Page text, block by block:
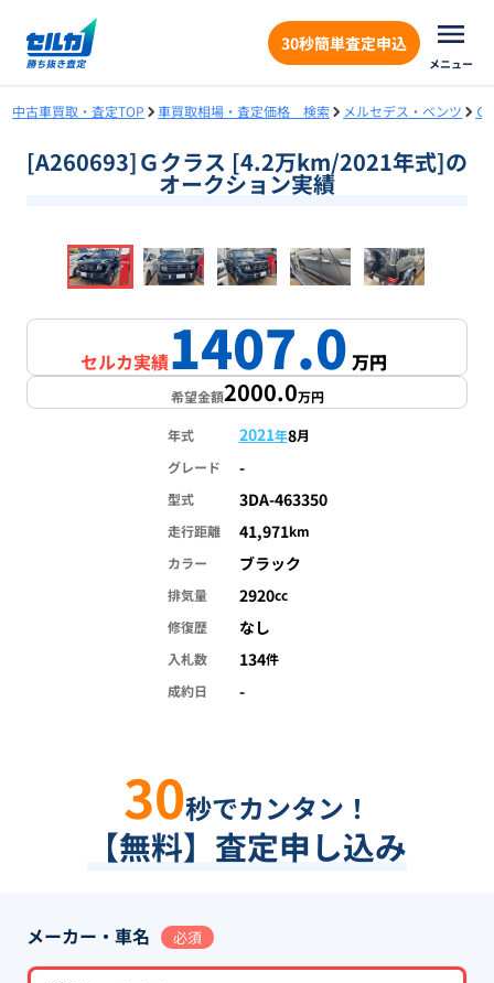
30秒簡単査定申込
メニュー
中古車買取・査定TOP 車買取相場・査定価格 検索 メルセデス・ベンツ Ｇ
[A260693]Ｇクラス [4.2万km/2021年式]の
オークション実績
1/18
セルカ実績1407.0万円
希望金額2000.0万円
年式 2021年8月
グレード
-
型式 3DA-463350
走行距離 41,971km
カラー
ブラック
排気量 2920cc
修復歴
なし
入札数 134件
成約日
-
30秒でカンタン！
【無料】査定申し込み
メーカー・車名 必須